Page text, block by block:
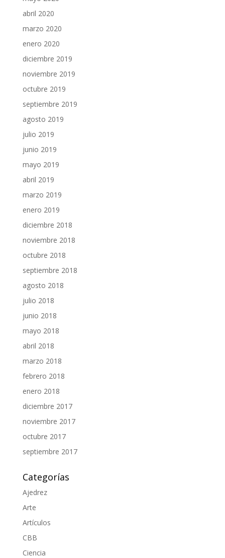
abril 2020
marzo 2020
enero 2020
diciembre 2019
noviembre 2019
octubre 2019
septiembre 2019
agosto 2019
julio 2019
junio 2019
mayo 2019
abril 2019
marzo 2019
enero 2019
diciembre 2018
noviembre 2018
octubre 2018
septiembre 2018
agosto 2018
julio 2018
junio 2018
mayo 2018
abril 2018
marzo 2018
febrero 2018
enero 2018
diciembre 2017
noviembre 2017
octubre 2017
septiembre 2017
Categorías
Ajedrez
Arte
Artículos
CBB
Ciencia